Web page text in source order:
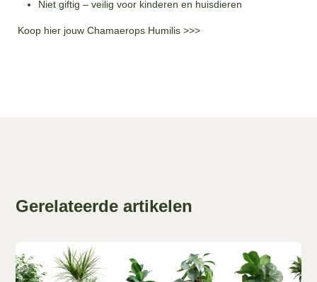
Niet giftig – veilig voor kinderen en huisdieren
Koop hier jouw Chamaerops Humilis >>>
Gerelateerde artikelen